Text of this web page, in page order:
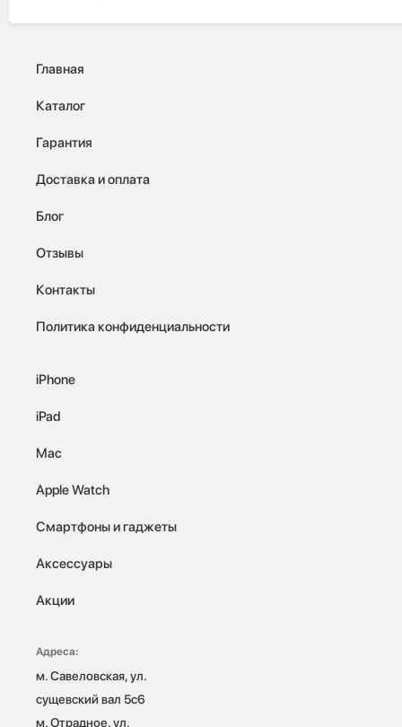
Главная
Каталог
Гарантия
Доставка и оплата
Блог
Отзывы
Контакты
Политика конфиденциальности
iPhone
iPad
Mac
Apple Watch
Смартфоны и гаджеты
Аксессуары
Акции
Адреса:
м. Савеловская, ул.
сущевский вал 5с6
м. Отрадное, ул.